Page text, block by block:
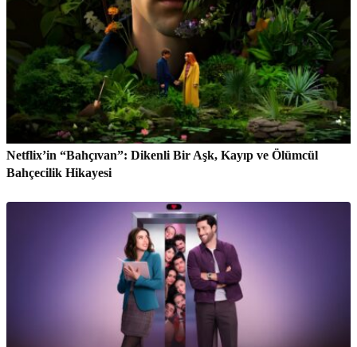
Netflix’in “Bahçıvan”: Dikenli Bir Aşk, Kayıp ve Ölümcül
Bahçecilik Hikayesi